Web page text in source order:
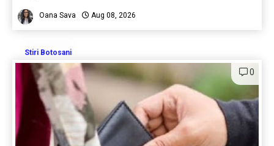
Oana Sava Aug 08, 2026
Stiri Botosani
0